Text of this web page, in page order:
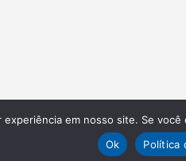
em nosso site. Se
Ok
Política